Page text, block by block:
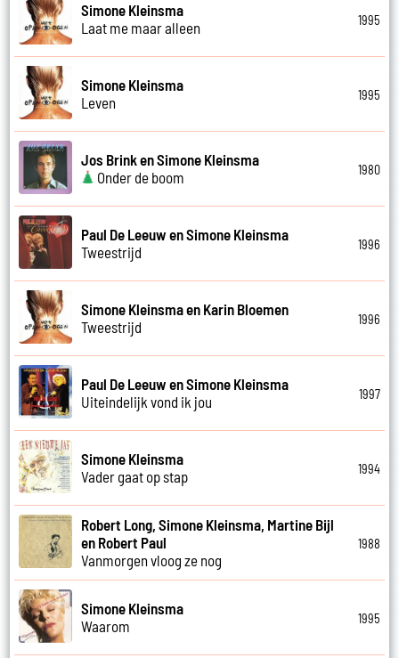
Simone Kleinsma
Laat me maar alleen
1995
Simone Kleinsma
Leven
1995
Jos Brink en Simone Kleinsma
Onder de boom
1980
Paul De Leeuw en Simone Kleinsma
Tweestrijd
1996
Simone Kleinsma en Karin Bloemen
Tweestrijd
1996
Paul De Leeuw en Simone Kleinsma
Uiteindelijk vond ik jou
1997
Simone Kleinsma
Vader gaat op stap
1994
Robert Long, Simone Kleinsma, Martine Bijl
en Robert Paul
Vanmorgen vloog ze nog
1988
Simone Kleinsma
Waarom
1995